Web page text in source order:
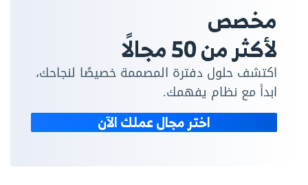
مخصص
لأكثر من 50 مجالًا
اكتشف حلول دفترة المصممة خصيصًا لنجاحك،
ابدأ مع نظام يفهمك.
اختر مجال عملك الآن